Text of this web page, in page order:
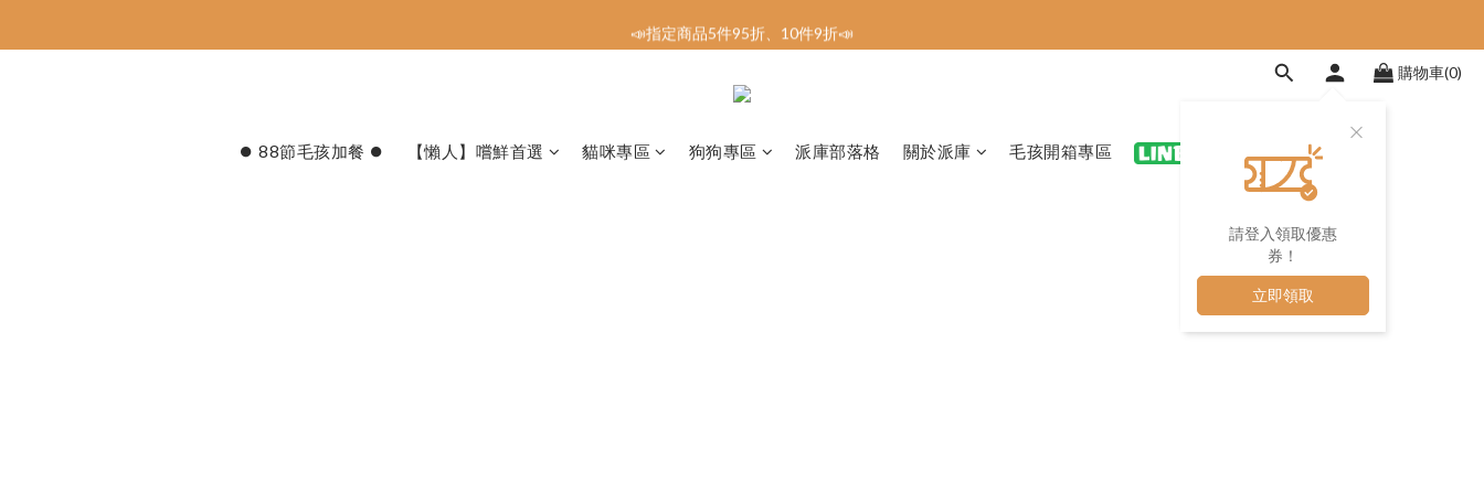
📣指定商品5件95折、10件9折📣
📣指定商品5件95折、10件9折📣
請登入領取優惠
券！
立即領取
購物車(0)
⏺︎ 88節毛孩加餐 ⏺︎ 【懶人】嚐鮮首選 貓咪專區 狗狗專區 派庫部落格 關於派庫 毛孩開箱專區